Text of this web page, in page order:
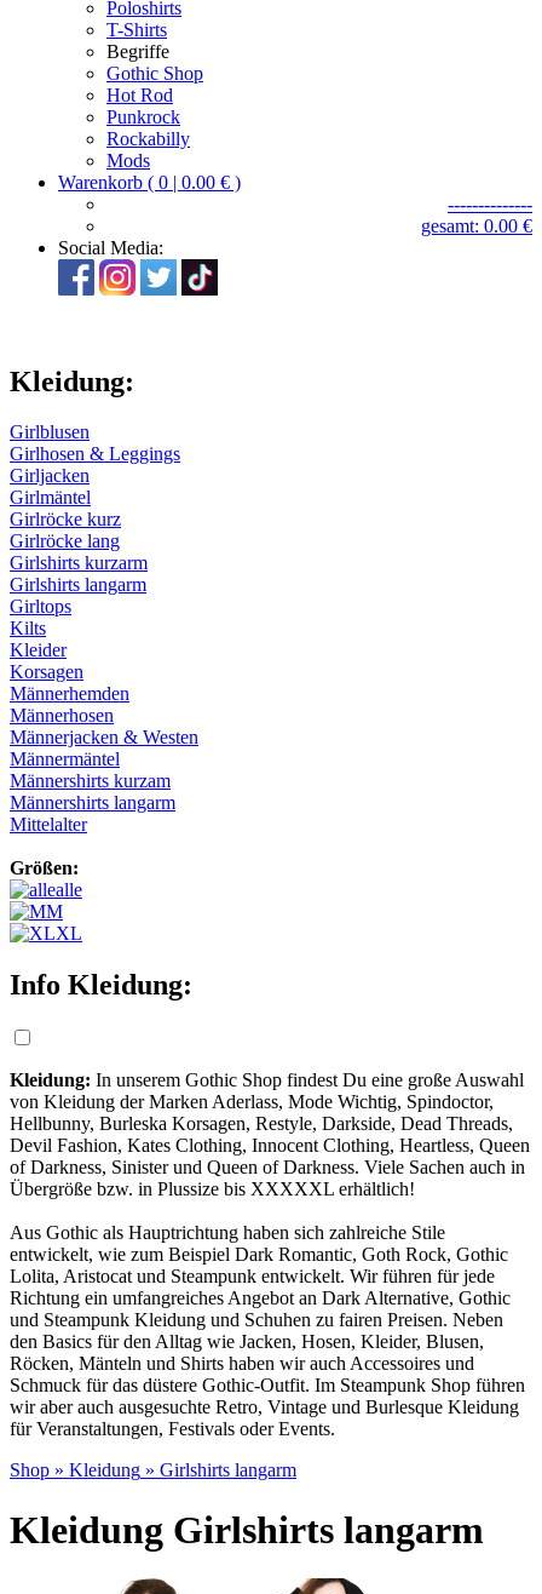
Poloshirts
T-Shirts
Begriffe
Gothic Shop
Hot Rod
Punkrock
Rockabilly
Mods
Warenkorb ( 0 | 0.00 € )
--------------
gesamt: 0.00 €
Social Media:
Kleidung:
Girlblusen
Girlhosen & Leggings
Girljacken
Girlmäntel
Girlröcke kurz
Girlröcke lang
Girlshirts kurzarm
Girlshirts langarm
Girltops
Kilts
Kleider
Korsagen
Männerhemden
Männerhosen
Männerjacken & Westen
Männermäntel
Männershirts kurzam
Männershirts langarm
Mittelalter
Größen:
alle
M
XL
Info Kleidung:
Kleidung: In unserem Gothic Shop findest Du eine große Auswahl
von Kleidung der Marken Aderlass, Mode Wichtig, Spindoctor,
Hellbunny, Burleska Korsagen, Restyle, Darkside, Dead Threads,
Devil Fashion, Kates Clothing, Innocent Clothing, Heartless, Queen
of Darkness, Sinister und Queen of Darkness. Viele Sachen auch in
Übergröße bzw. in Plussize bis XXXXXL erhältlich!
Aus Gothic als Hauptrichtung haben sich zahlreiche Stile
entwickelt, wie zum Beispiel Dark Romantic, Goth Rock, Gothic
Lolita, Aristocat und Steampunk entwickelt. Wir führen für jede
Richtung ein umfangreiches Angebot an Dark Alternative, Gothic
und Steampunk Kleidung und Schuhen zu fairen Preisen. Neben
den Basics für den Alltag wie Jacken, Hosen, Kleider, Blusen,
Röcken, Mänteln und Shirts haben wir auch Accessoires und
Schmuck für das düstere Gothic-Outfit. Im Steampunk Shop führen
wir aber auch ausgesuchte Retro, Vintage und Burlesque Kleidung
für Veranstaltungen, Festivals oder Events.
Shop » Kleidung » Girlshirts langarm
Kleidung Girlshirts langarm